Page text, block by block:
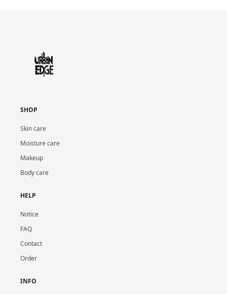
SHOP
Skin care
Moisture care
Makeup
Body care
HELP
Notice
FAQ
Contact
Order
INFO